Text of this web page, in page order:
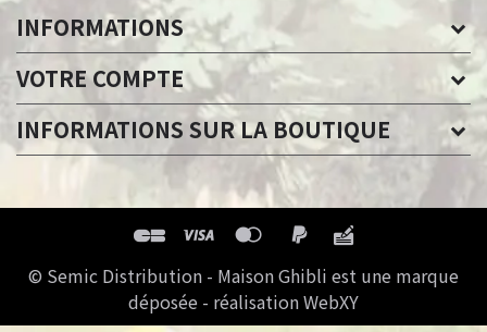
INFORMATIONS
VOTRE COMPTE
INFORMATIONS SUR LA BOUTIQUE
© Semic Distribution - Maison Ghibli est une marque
déposée - réalisation WebXY